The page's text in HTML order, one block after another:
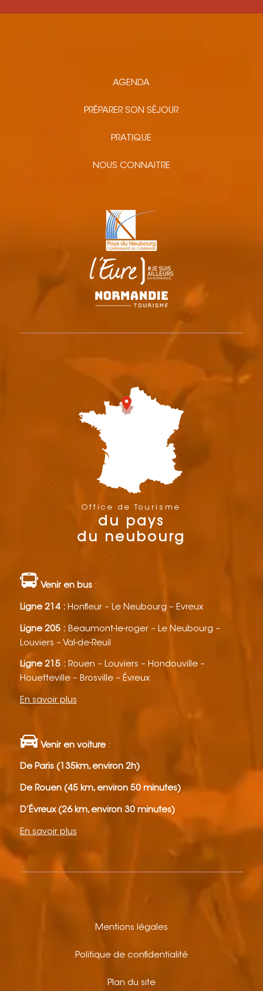
AGENDA
PRÉPARER SON SÉJOUR
PRATIQUE
NOUS CONNAITRE
Office de Tourisme
du pays
du neubourg
Venir en bus:
Ligne 214 : Honfleur – Le Neubourg – Evreux
Ligne 205 : Beaumont-le-roger – Le Neubourg –
Louviers – Val-de-Reuil
Ligne 215 : Rouen – Louviers – Hondouville –
Houetteville – Brosville – Évreux
En savoir plus
Venir en voiture:
De Paris (135km, environ 2h)
De Rouen (45 km, environ 50 minutes)
D’Évreux (26 km, environ 30 minutes)
En savoir plus
Mentions légales
Politique de confidentialité
Plan du site